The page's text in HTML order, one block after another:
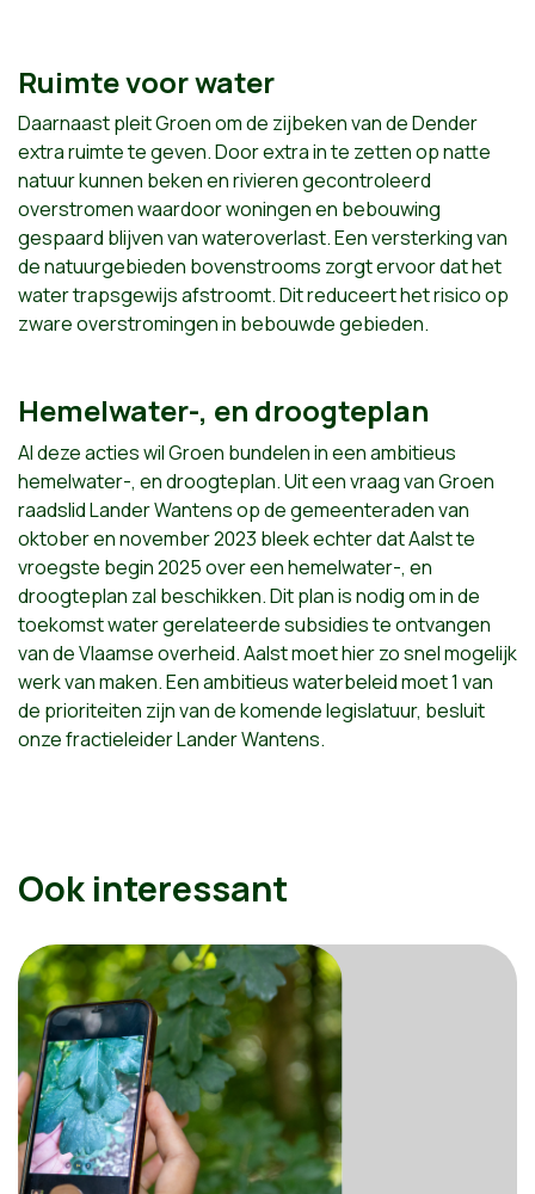
Ruimte voor water
Daarnaast pleit Groen om de zijbeken van de Dender
extra ruimte te geven. Door extra in te zetten op natte
natuur kunnen beken en rivieren gecontroleerd
overstromen waardoor woningen en bebouwing
gespaard blijven van wateroverlast. Een versterking van
de natuurgebieden bovenstrooms zorgt ervoor dat het
water trapsgewijs afstroomt. Dit reduceert het risico op
zware overstromingen in bebouwde gebieden.
Hemelwater-, en droogteplan
Al deze acties wil Groen bundelen in een ambitieus
hemelwater-, en droogteplan. Uit een vraag van Groen
raadslid Lander Wantens op de gemeenteraden van
oktober en november 2023 bleek echter dat Aalst te
vroegste begin 2025 over een hemelwater-, en
droogteplan zal beschikken. Dit plan is nodig om in de
toekomst water gerelateerde subsidies te ontvangen
van de Vlaamse overheid. Aalst moet hier zo snel mogelijk
werk van maken. Een ambitieus waterbeleid moet 1 van
de prioriteiten zijn van de komende legislatuur, besluit
onze fractieleider Lander Wantens.
Ook interessant